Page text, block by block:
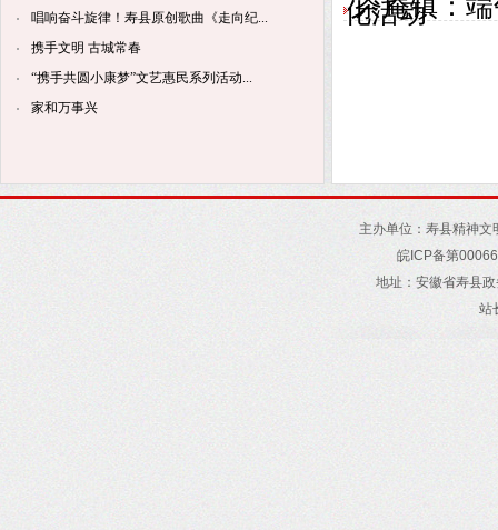
唱响奋斗旋律！寿县原创歌曲《走向纪...
携手文明 古城常春
“携手共圆小康梦”文艺惠民系列活动...
家和万事兴
化活动
茶庵镇：
主办单位：寿县精神
皖ICP备第
地址 ： 安徽省寿县
站